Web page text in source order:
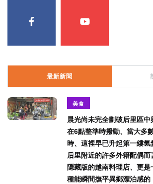
最新新聞
美食
晨光尚未完全劃破后里區
在6點整準時撥動、當大多
時、這裡早已升起第一縷
后里附近的許多外籍配偶而
隱藏版的越南料理店、更
種能瞬間撫平異鄉漂泊感的